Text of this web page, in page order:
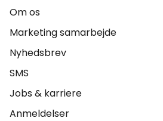
Om os
Marketing samarbejde
Nyhedsbrev
SMS
Jobs & karriere
Anmeldelser